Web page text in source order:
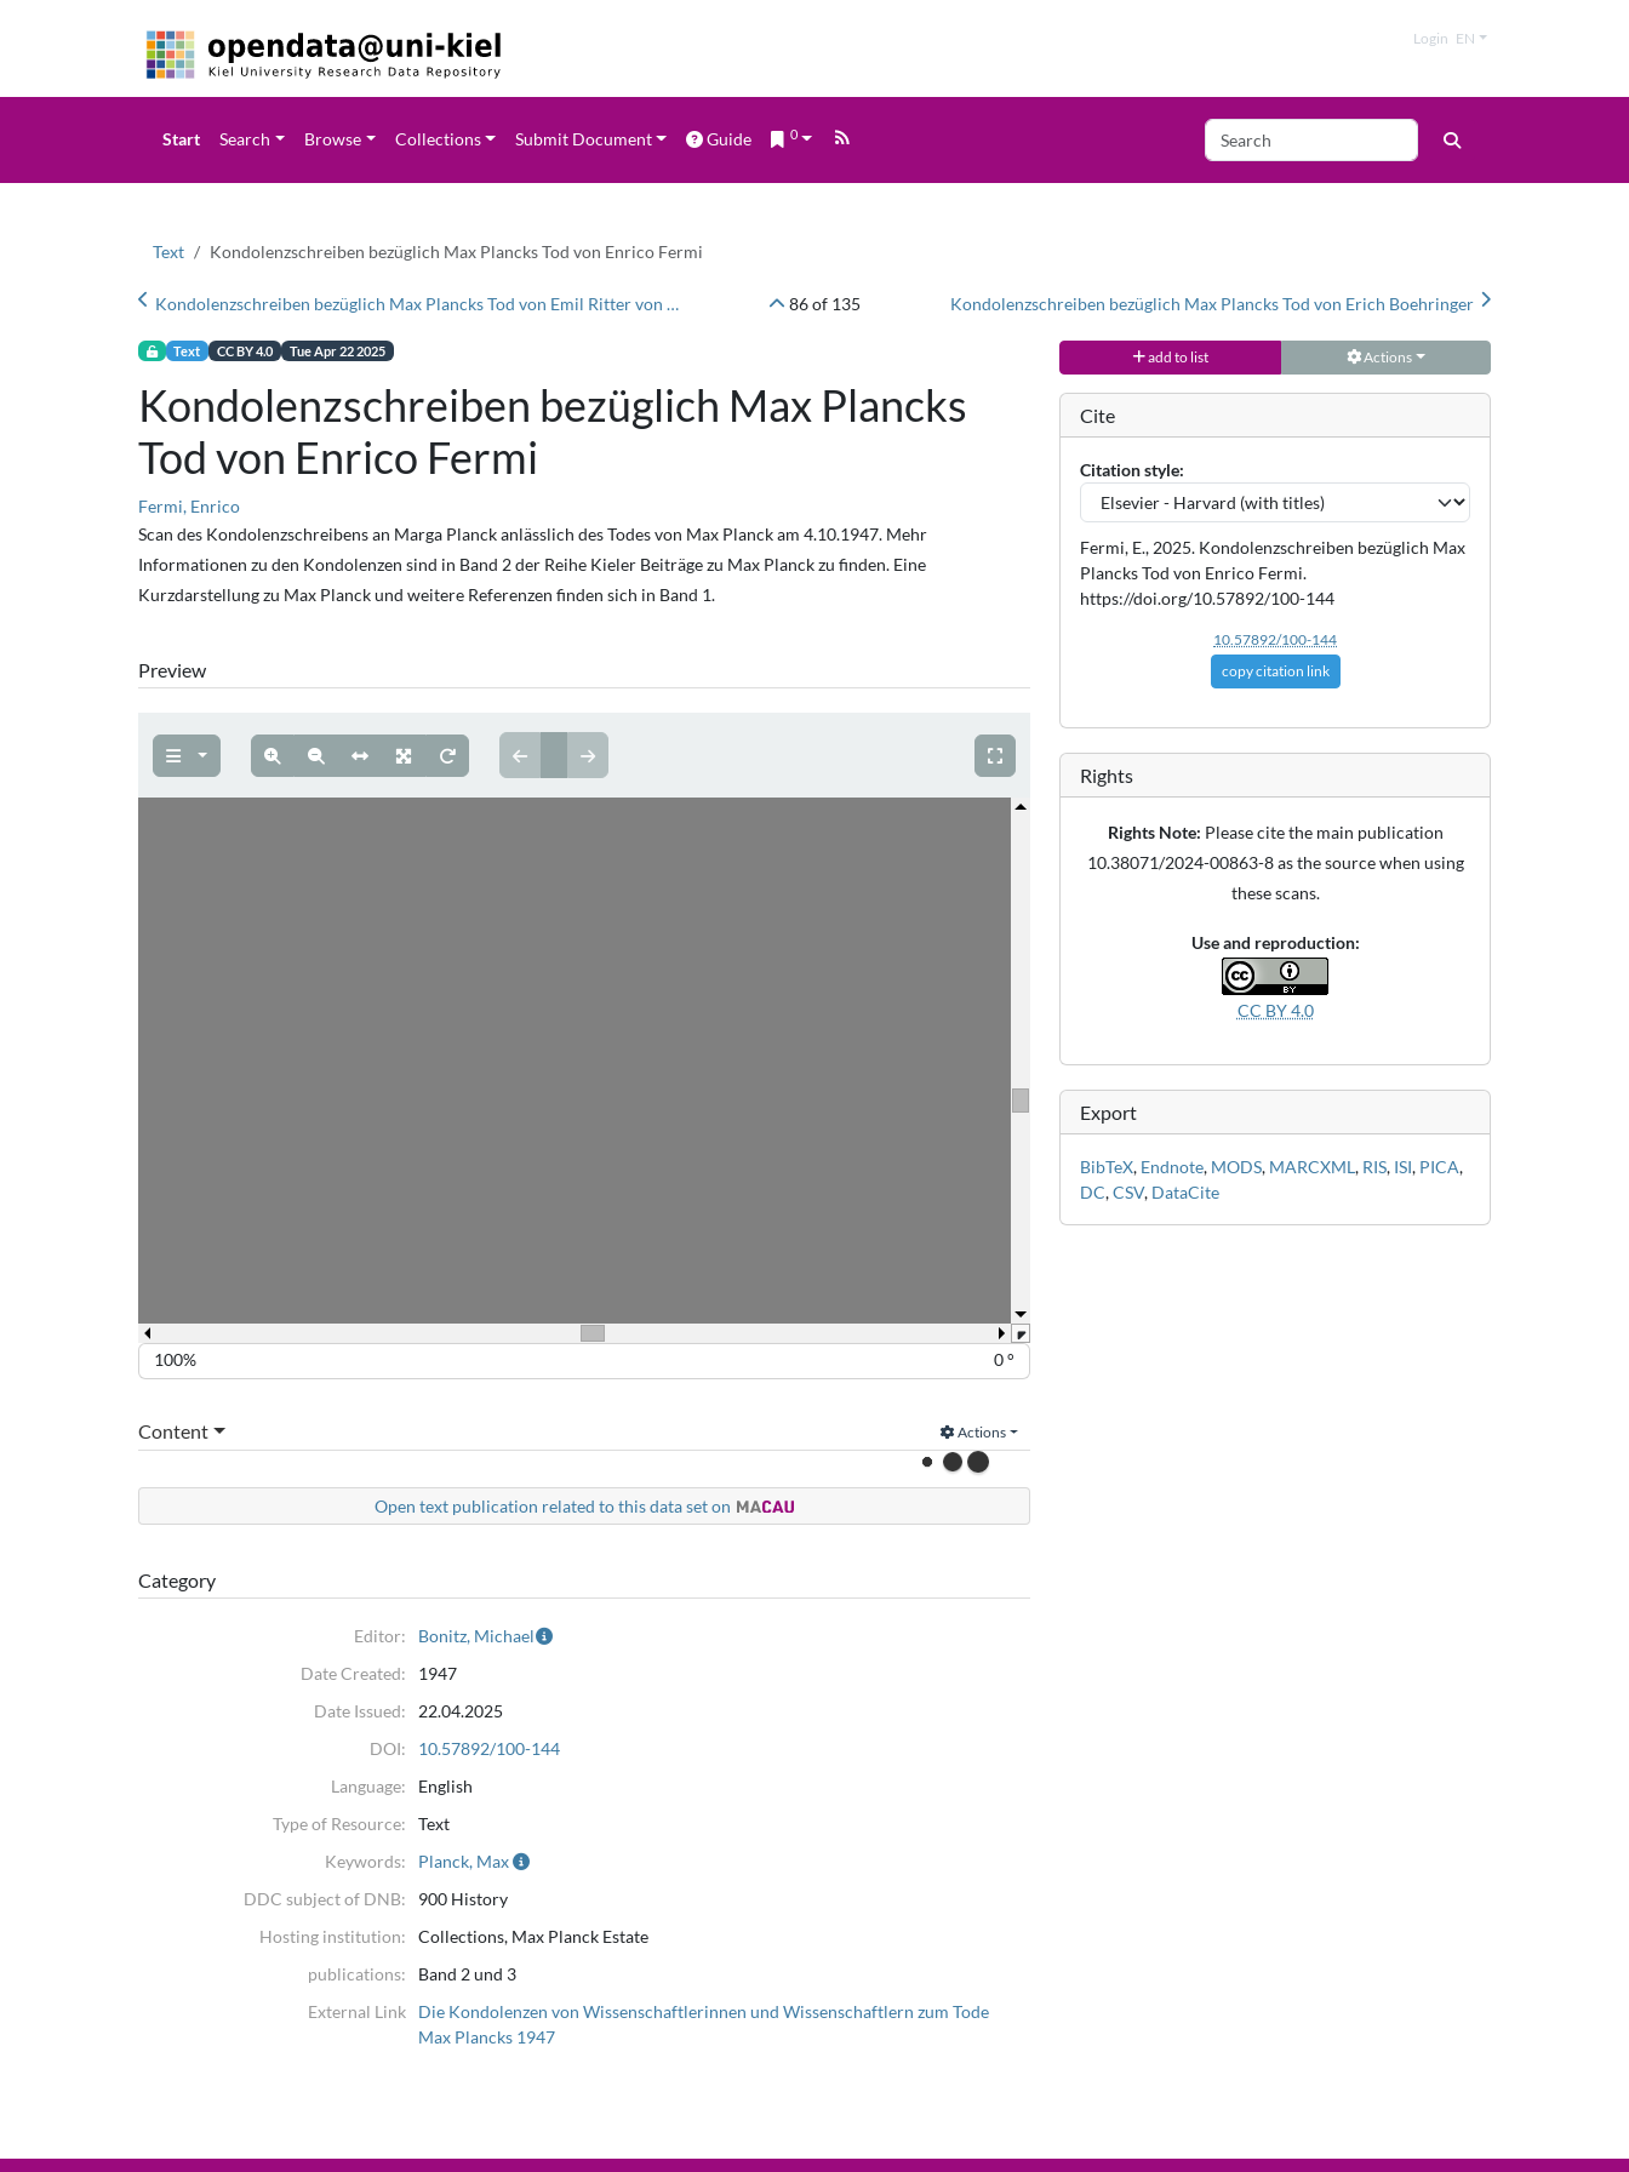
Login EN
Start Search Browse Collections Submit Document Guide 0
Text Kondolenzschreiben bezüglich Max Plancks Tod von Enrico Fermi
Kondolenzschreiben bezüglich Max Plancks Tod von Emil Ritter von Skramlik 86 of 135 Kondolenzschreiben bezüglich Max Plancks Tod von Erich Boehringer
Text CC BY 4.0 Tue Apr 22 2025
Kondolenzschreiben bezüglich Max Plancks
Tod von Enrico Fermi
Fermi, Enrico
Scan des Kondolenzschreibens an Marga Planck anlässlich des Todes von Max Planck am 4.10.1947. Mehr
Informationen zu den Kondolenzen sind in Band 2 der Reihe Kieler Beiträge zu Max Planck zu finden. Eine
Kurzdarstellung zu Max Planck und weitere Referenzen finden sich in Band 1.
Preview
100% 0 °
Content Actions
Open text publication related to this data set on
Category
Editor:
Bonitz, Michael
Date Created:
1947
Date Issued:
22.04.2025
DOI:
10.57892/100-144
Language:
English
Type of Resource:
Text
Keywords:
Planck, Max
DDC subject of DNB:
900 History
Hosting institution:
Collections, Max Planck Estate
publications:
Band 2 und 3
External Link
Die Kondolenzen von Wissenschaftlerinnen und Wissenschaftlern zum Tode
Max Plancks 1947
add to list Actions
Cite
Citation style:
Fermi, E., 2025. Kondolenzschreiben bezüglich Max
Plancks Tod von Enrico Fermi.
https://doi.org/10.57892/100-144
10.57892/100-144
copy citation link
Rights
Rights Note: Please cite the main publication
10.38071/2024-00863-8 as the source when using
these scans.
Use and reproduction:
CC BY 4.0
Export
BibTeX, Endnote, MODS, MARCXML, RIS, ISI, PICA,
DC,CSV, DataCite